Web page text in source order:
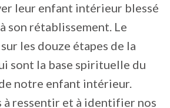
leur enfant intérieur blessé
son rétablissement. Le
les douze étapes de la
sont la base spirituelle du
notre enfant intérieur.
à ressentir et à identifier nos